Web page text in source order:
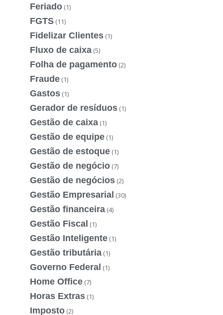
Feriado (1)
FGTS (11)
Fidelizar Clientes (1)
Fluxo de caixa (5)
Folha de pagamento (2)
Fraude (1)
Gastos (1)
Gerador de resíduos (1)
Gestão de caixa (1)
Gestão de equipe (1)
Gestão de estoque (1)
Gestão de negócio (7)
Gestão de negócios (2)
Gestão Empresarial (30)
Gestão financeira (4)
Gestão Fiscal (1)
Gestão Inteligente (1)
Gestão tributária (1)
Governo Federal (1)
Home Office (7)
Horas Extras (1)
Imposto (2)